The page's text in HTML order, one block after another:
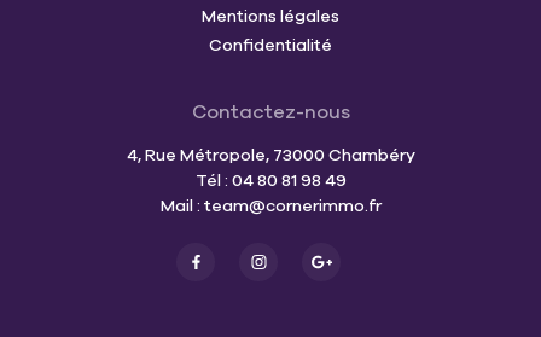
Mentions légales
Confidentialité
Contactez-nous
4, Rue Métropole, 73000 Chambéry
Tél : 04 80 81 98 49
Mail : team@cornerimmo.fr